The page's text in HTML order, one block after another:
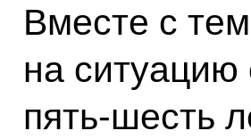
Вместе с
на
пять-шесть